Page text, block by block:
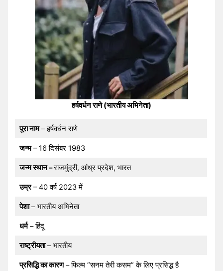
हर्षवर्धन राणे (भारतीय अभिनेता)
पूरा नाम– हर्षवर्धन राणे
जन्म– 16 दिसंबर 1983
जन्म स्थान –राजमुंद्री, आंध्र प्रदेश, भारत
उम्र– 40 वर्ष 2023 में
पेशा– भारतीय अभिनेता
धर्म– हिंदू
राष्ट्रीयता– भारतीय
प्रसिद्धि का कारण– फिल्म “सनम तेरी कसम” के लिए प्रसिद्ध है